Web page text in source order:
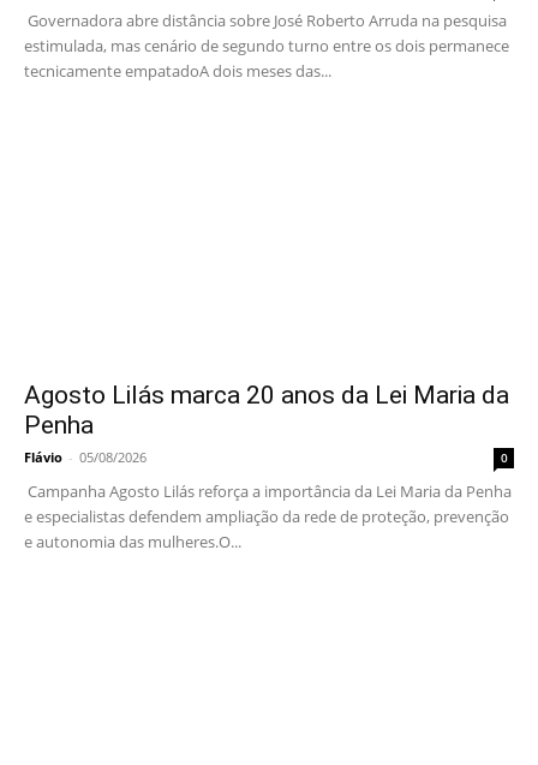
Governadora abre distância sobre José Roberto Arruda na pesquisa
estimulada, mas cenário de segundo turno entre os dois permanece
tecnicamente empatadoA dois meses das...
Agosto Lilás marca 20 anos da Lei Maria da
Penha
Flávio - 05/08/2026 0
Campanha Agosto Lilás reforça a importância da Lei Maria da Penha
e especialistas defendem ampliação da rede de proteção, prevenção
e autonomia das mulheres.O...